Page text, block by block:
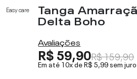
Easy care Tanga
Delta Boho
Avaliações
R$ 59,90R$ 159,90
Em até 10x deR$ 5,99sem